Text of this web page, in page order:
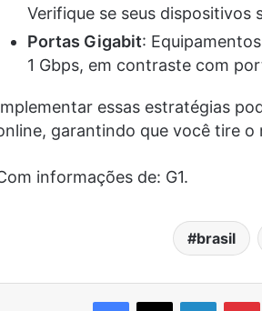
Verifique se seus dispositivos
Portas Gigabit:
1 Gbps, em contraste com
essas estratégias
garantindo que você tire
informações de: G1.
brasil
Facebook
X Linkedin